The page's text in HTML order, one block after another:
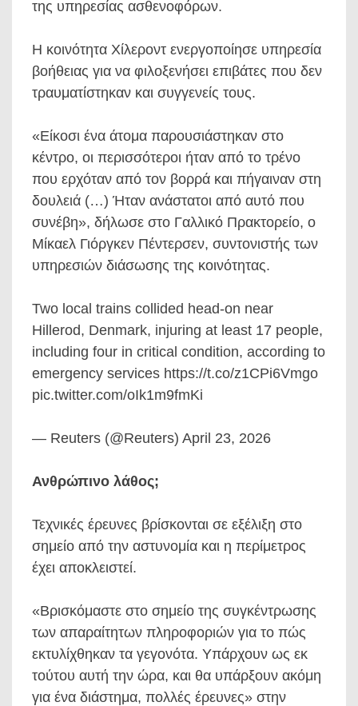
της υπηρεσίας ασθενοφόρων.
Η κοινότητα Χίλεροντ ενεργοποίησε υπηρεσία
βοήθειας για να φιλοξενήσει επιβάτες που δεν
τραυματίστηκαν και συγγενείς τους.
«Είκοσι ένα άτομα παρουσιάστηκαν στο
κέντρο, οι περισσότεροι ήταν από το τρένο
που ερχόταν από τον βορρά και πήγαιναν στη
δουλειά (…) Ήταν ανάστατοι από αυτό που
συνέβη», δήλωσε στο Γαλλικό Πρακτορείο, ο
Μίκαελ Γιόργκεν Πέντερσεν, συντονιστής των
υπηρεσιών διάσωσης της κοινότητας.
Two local trains collided head-on near
Hillerod, Denmark, injuring at least 17 people,
including four in critical condition, according to
emergency services https://t.co/z1CPi6Vmgo
pic.twitter.com/oIk1m9fmKi
— Reuters (@Reuters) April 23, 2026
Ανθρώπινο λάθος;
Τεχνικές έρευνες βρίσκονται σε εξέλιξη στο
σημείο από την αστυνομία και η περίμετρος
έχει αποκλειστεί.
«Βρισκόμαστε στο σημείο της συγκέντρωσης
των απαραίτητων πληροφοριών για το πώς
εκτυλίχθηκαν τα γεγονότα. Υπάρχουν ως εκ
τούτου αυτή την ώρα, και θα υπάρξουν ακόμη
για ένα διάστημα, πολλές έρευνες» στην